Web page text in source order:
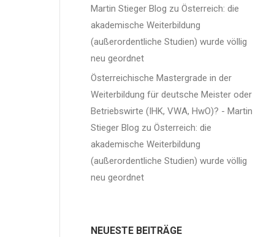
Martin Stieger Blog zu Österreich: die
akademische Weiterbildung
(außerordentliche Studien) wurde völlig
neu geordnet
Österreichische Mastergrade in der
Weiterbildung für deutsche Meister oder
Betriebswirte (IHK, VWA, HwO)? - Martin
Stieger Blog zu Österreich: die
akademische Weiterbildung
(außerordentliche Studien) wurde völlig
neu geordnet
NEUESTE BEITRÄGE